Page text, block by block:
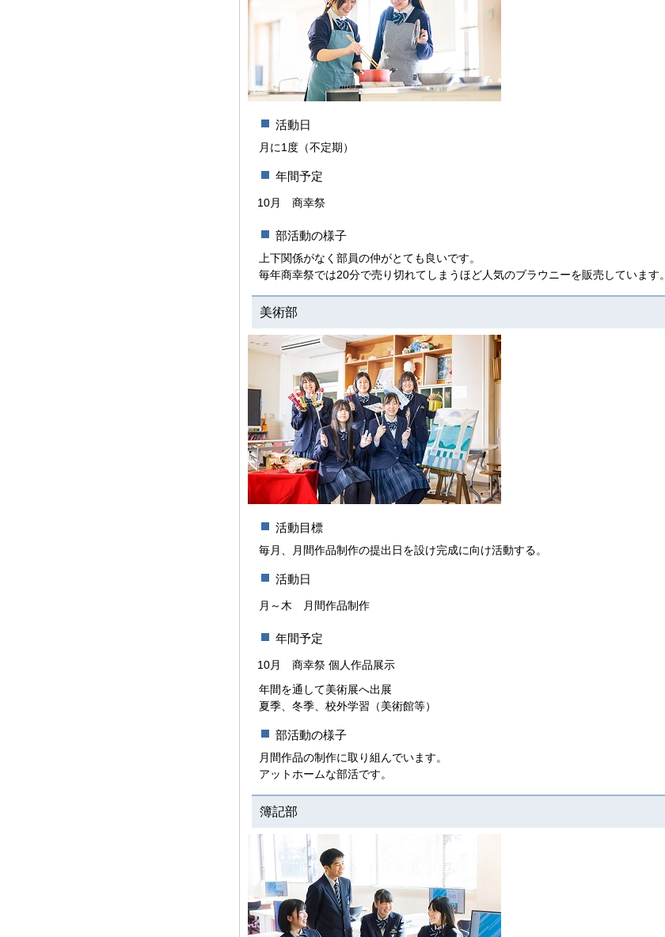
活動日
月に1度（不定期）
年間予定
10月 商幸祭
部活動の様子
上下関係がなく部員の仲がとても良いです。
毎年商幸祭では20分で売り切れてしまうほど人気のブラウニーを販売しています。
美術部
活動目標
毎月、月間作品制作の提出日を設け完成に向け活動する。
活動日
月～木 月間作品制作
年間予定
10月
商幸祭 個人作品展示
年間を通して美術展へ出展
夏季、冬季、校外学習（美術館等）
部活動の様子
月間作品の制作に取り組んでいます。
アットホームな部活です。
簿記部